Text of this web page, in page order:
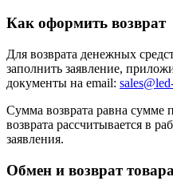
Как оформить возврат
Для возврата денежных
заполнить заявление,
документы на email:
Сумма возврата равна сумме
возврата рассчитывается в
заявления.
Обмен и возврат